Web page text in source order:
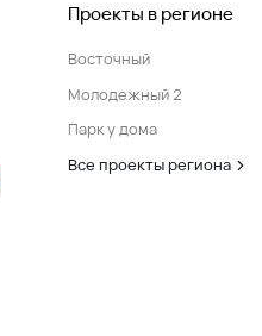
Проекты в регионе
Восточный
Молодежный 2
Парк у дома
Все проекты региона